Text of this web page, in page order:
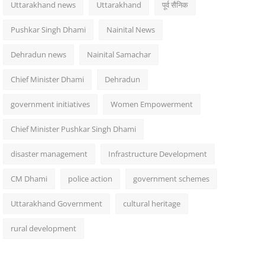
Uttarakhand news Uttarakhand पूर्व सैनिक
Pushkar Singh Dhami Nainital News
Dehradun news Nainital Samachar
Chief Minister Dhami Dehradun
government initiatives Women Empowerment
Chief Minister Pushkar Singh Dhami
disaster management Infrastructure Development
CM Dhami police action government schemes
Uttarakhand Government cultural heritage
rural development